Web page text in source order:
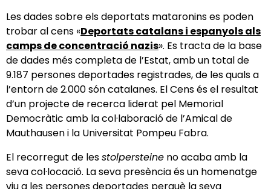
Les dades sobre els deportats mataronins es poden
trobar al cens «Deportats catalans i espanyols als
camps de concentració nazis». Es tracta de la base
de dades més completa de l’Estat, amb un total de
9.187 persones deportades registrades, de les quals a
l’entorn de 2.000 són catalanes. El Cens és el resultat
d’un projecte de recerca liderat pel Memorial
Democràtic amb la col·laboració de l’Amical de
Mauthausen i la Universitat Pompeu Fabra.
El recorregut de lesstolpersteine no acaba amb la
seva col·locació. La seva presència és un homenatge
viu a les persones deportades perquè la seva